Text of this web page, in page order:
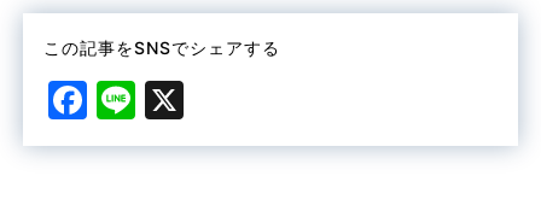
この記事をSNSでシェアする
F
a
Li
n